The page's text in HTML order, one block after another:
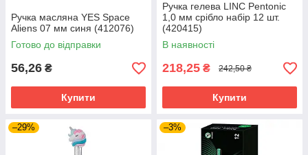
Ручка масляна YES Space
Aliens 07 мм синя (412076)
Готово до відправки
56,26 ₴
Купити
Ручка гелева LINC Pentonic
1,0 мм срібло набір 12 шт.
(420415)
В наявності
218,25 ₴ 242,50 ₴
Купити
–29% –3%